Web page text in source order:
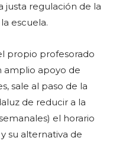
justa regulación de la
escuela.
propio profesorado
amplio apoyo de
sale al paso de la
de reducir a la
el horario
su alternativa de